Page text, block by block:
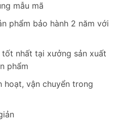
mẫu mã
phẩm bảo hành 2 năm với
nhất tại xưởng sản xuất
phẩm
hoạt, vận chuyển trong